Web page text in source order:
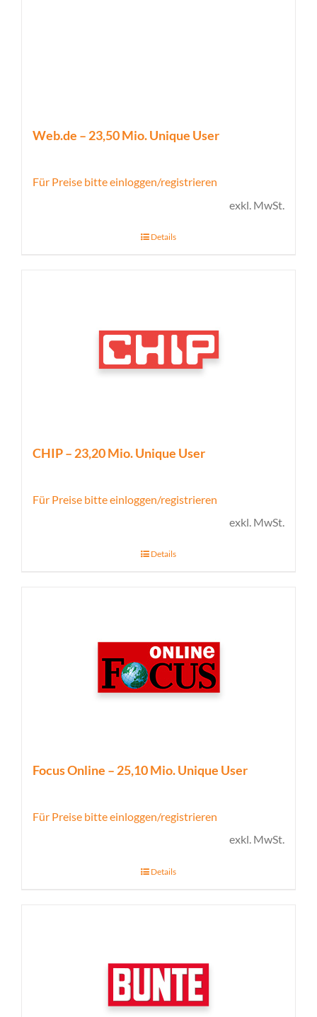
Web.de – 23,50 Mio. Unique User
Für Preise bitte einloggen/registrieren
exkl. MwSt.
Details
CHIP – 23,20 Mio. Unique User
Für Preise bitte einloggen/registrieren
exkl. MwSt.
Details
Focus Online – 25,10 Mio. Unique User
Für Preise bitte einloggen/registrieren
exkl. MwSt.
Details